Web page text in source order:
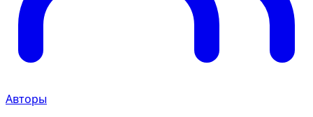
Авторы